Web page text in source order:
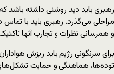
رهبری باید دید روشنی داشته باشد
مراحلی می‌گذرد. رهبری باید با تماس
و همرسانی نظرات و تجارب آنها
برای سرنگونی رژیم باید ریزش
توده‌ها، هماهنگی و حمایت